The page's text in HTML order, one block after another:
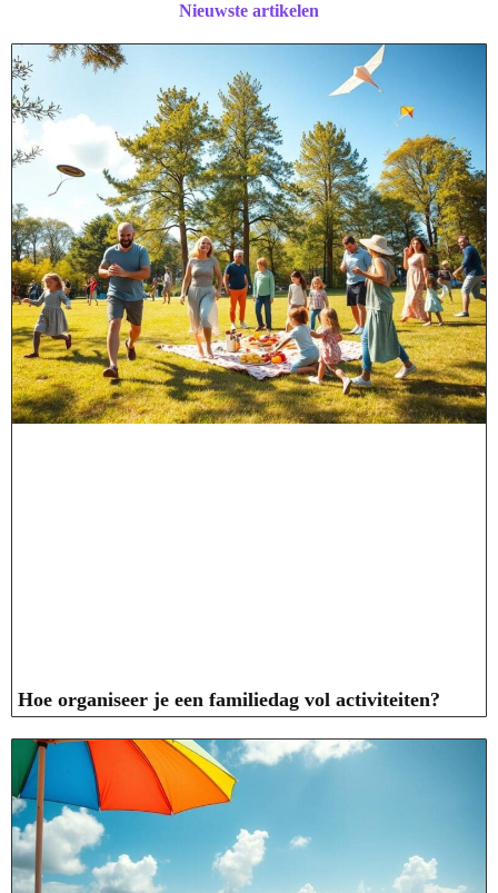
Nieuwste artikelen
Hoe organiseer je een familiedag vol activiteiten?